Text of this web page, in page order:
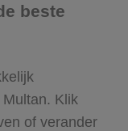
beste
Klik
of verander